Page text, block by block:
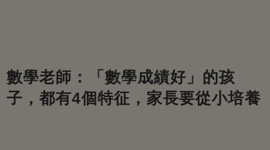
數學老師：「數學成績好」的孩
子，都有4個特征，家長要從小培養